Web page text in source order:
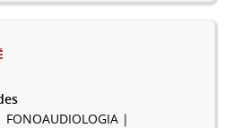
FONOAUDIOLOGIA |